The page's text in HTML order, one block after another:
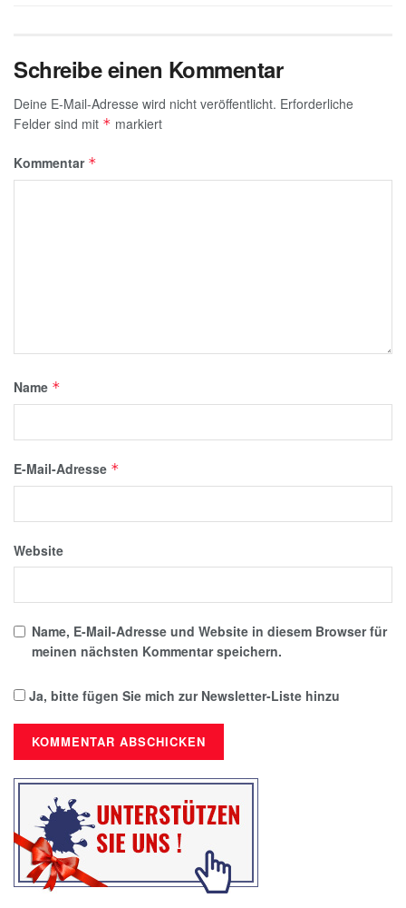
Schreibe einen Kommentar
Deine E-Mail-Adresse wird nicht veröffentlicht. Erforderliche
Felder sind mit * markiert
Kommentar *
Name *
E-Mail-Adresse *
Website
Name, E-Mail-Adresse und Website in diesem Browser für
meinen nächsten Kommentar speichern.
Ja, bitte fügen Sie mich zur Newsletter-Liste hinzu